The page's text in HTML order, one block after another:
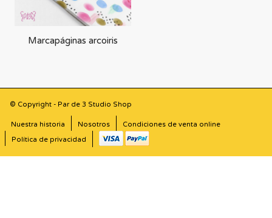
Marcapáginas arcoiris
© Copyright - Par de 3 Studio Shop
Nuestra historia Nosotros
Condiciones de venta online
Política de privacidad